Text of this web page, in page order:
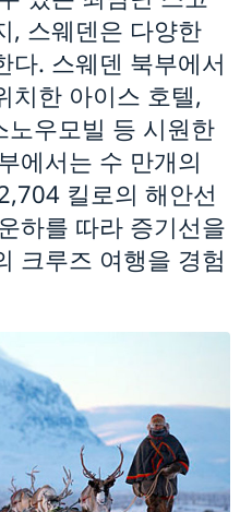
능 물품
께 거주하기
신청
와 링크 모음
신청/결정문수령
, 스웨덴은 다양한
다. 스웨덴 북부에서
치한 아이스 호텔,
우모빌 등 시원한
에서는 수 만개의
킬로의 해안선
하를 따라 증기선을
크루즈 여행을 경험